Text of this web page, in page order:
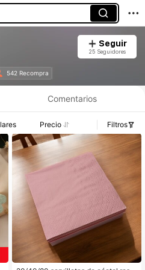
Seguir
25 Seguidores
542 Recompra
Comentarios
Precio Filtros